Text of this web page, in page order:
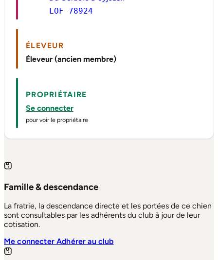
LOF 78924
ÉLEVEUR
Éleveur (ancien membre)
PROPRIÉTAIRE
Se connecter
pour voir le propriétaire
Famille & descendance
La fratrie, la descendance directe et les portées de ce chien
sont consultables par les adhérents du club à jour de leur
cotisation.
Me connecterAdhérer au club